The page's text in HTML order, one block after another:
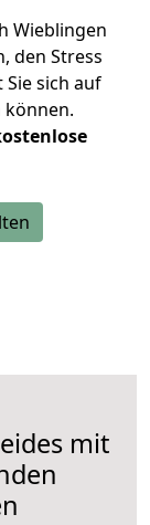
Wieblingen
den Stress
sich auf
mit